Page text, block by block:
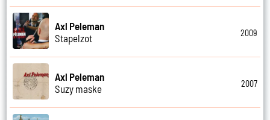
Axl Peleman
Stapelzot
2009
Axl Peleman
Suzy maske
2007